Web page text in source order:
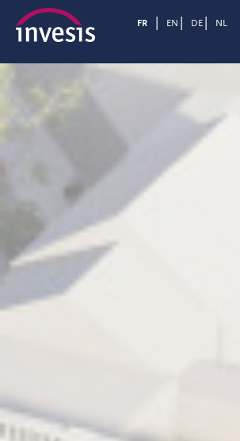
FR EN DE NL